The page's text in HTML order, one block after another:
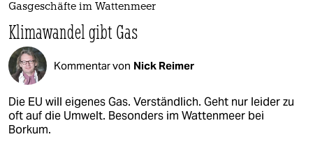
Gasgeschäfte im Wattenmeer
Klimawandel gibt Gas
Kommentar von Nick Reimer
Die EU will eigenes Gas. Verständlich. Geht nur leider zu
oft auf die Umwelt. Besonders im Wattenmeer bei
Borkum.